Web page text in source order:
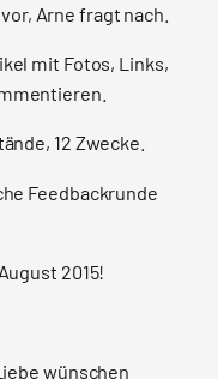
Arne fragt nach.
mit Fotos, Links,
12 Zwecke.
Feedbackrunde
2015!
wünschen